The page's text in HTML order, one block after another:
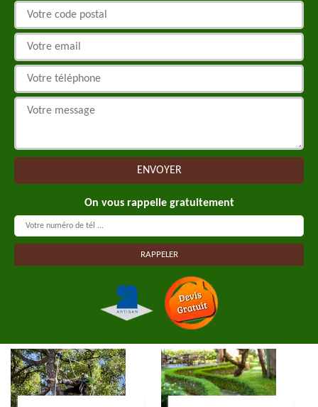
On vous rappelle gratuitement